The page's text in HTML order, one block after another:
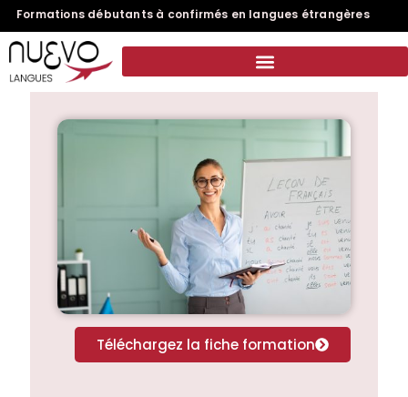
Formations débutants à confirmés en langues étrangères
Téléchargez la fiche formation